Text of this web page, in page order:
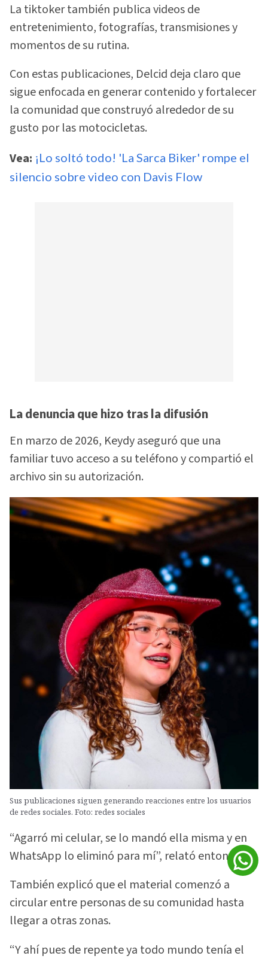
La tiktoker también publica videos de
entretenimiento, fotografías, transmisiones y
momentos de su rutina.
Con estas publicaciones, Delcid deja claro que
sigue enfocada en generar contenido y fortalecer
la comunidad que construyó alrededor de su
gusto por las motocicletas.
Vea: ¡Lo soltó todo! 'La Sarca Biker' rompe el
silencio sobre video con Davis Flow
La denuncia que hizo tras la difusión
En marzo de 2026, Keydy aseguró que una
familiar tuvo acceso a su teléfono y compartió el
archivo sin su autorización.
Sus publicaciones siguen generando reacciones entre los usuarios
de redes sociales. Foto: redes sociales
“Agarró mi celular, se lo mandó ella misma y en
WhatsApp lo eliminó para mí”, relató entonces.
También explicó que el material comenzó a
circular entre personas de su comunidad hasta
llegar a otras zonas.
“Y ahí pues de repente ya todo mundo tenía el